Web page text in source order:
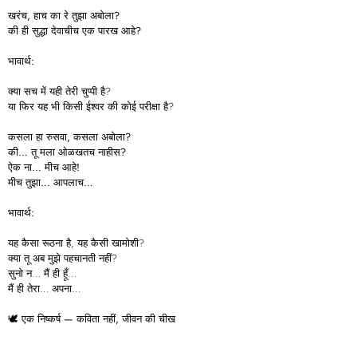
खरंच,हाचकारेतुझा अबोला?
कीहीसुद्धादेवाचीचएकपारखआहे?
भावार्थ:
क्या सच में यही तेरी चुप्पी है?
या फिर यह भी किसी ईश्वर की कोई परीक्षा है?
कसलाहारुसवा,कसला अबोला?
की…तूमला ओळखतचनाहीस?
ऐकना…मीचआहे!
मीचतुझा… आपलाच…
भावार्थ:
यह कैसा रूठना है, यह कैसी खामोशी?
क्या तू अब मुझे पहचानती नहीं?
सुनो न… मैं ही हूँ…
मैं ही तेरा… अपना…
🕊️एकनिष्कर्ष —कवितानहीं,जीवनकीचीख